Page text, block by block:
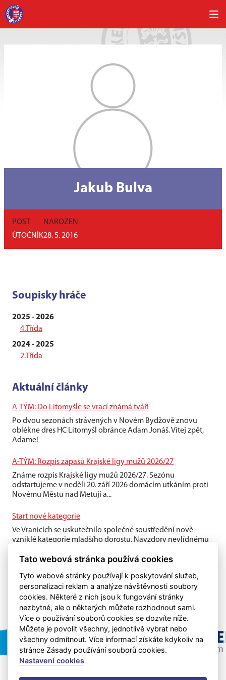
Jakub Bulva
POST
ÚTOČNÍK
NAROZEN
28. 5. 2016
Soupisky hráče
2025 - 2026
4.Třída
2024 - 2025
2.Třída
Aktuální články
A-TÝM: Do Litomyšle se vrací známá tvář!
Po dvou sezonách strávených v Novém Bydžově znovu
oblékne dres HC Litomyšl obránce Adam Jonáš. Vítej zpět,
Adame!
A-TÝM: Rozpis zápasů Krajské ligy mužů 2026/27
Známe rozpis Krajské ligy mužů 2026/27. Sezónu
odstartujeme v neděli 20. září 2026 domácím utkáním proti
Novému Městu nad Metují a...
Start nové kategorie
Ve Vranicích se uskutečnilo společné soustředění nově
vzniklé kategorie mladšího dorostu. Navzdory nevlídnému
Tato webová stránka používá cookies
Tyto webové stránky používají k poskytování služeb,
personalizaci reklam a analýze návštěvnosti soubory
cookies. Některé z nich jsou k fungování stránky
nezbytné, ale o některých můžete rozhodnout sami.
Více o používání souborů cookies se dozvíte níže.
Můžete je povolit všechny, jednotlivě vybrat nebo
všechny odmítnout. Více informací získáte kdykoliv na
stránce Zásady používání souborů cookies.
Nastavení cookies